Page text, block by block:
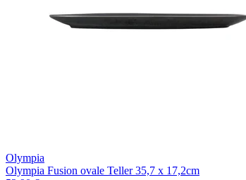
Olympia
Olympia Fusion ovale Teller 35,7 x 17,2cm